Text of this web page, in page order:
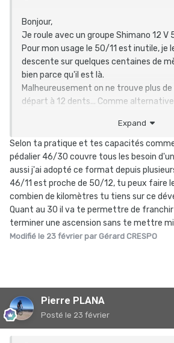
Bonjour,
Je roule avec un groupe Shimano 12
Pour mon usage le 50/11 est inutile, je
descente sur quelques centaines de
bien parce qu'il est là.
Malheureusement on ne trouve plus
départ à 12 dents... Comme
Merci
Expand
Selon ta pratique et tes capacités
pédalier 46/30 couvre tous les besoin
aussi j'ai adopté ce format depuis
46/11 est proche de 50/12, tu peux faire
combien de kilomètres tu tiens sur ce
Quant au 30 il va te permettre de franchir
terminer une ascension sans te mettre
Modifié le 23 février par Gérard CRESPO
Pierre PLANA
Posté le 23 février